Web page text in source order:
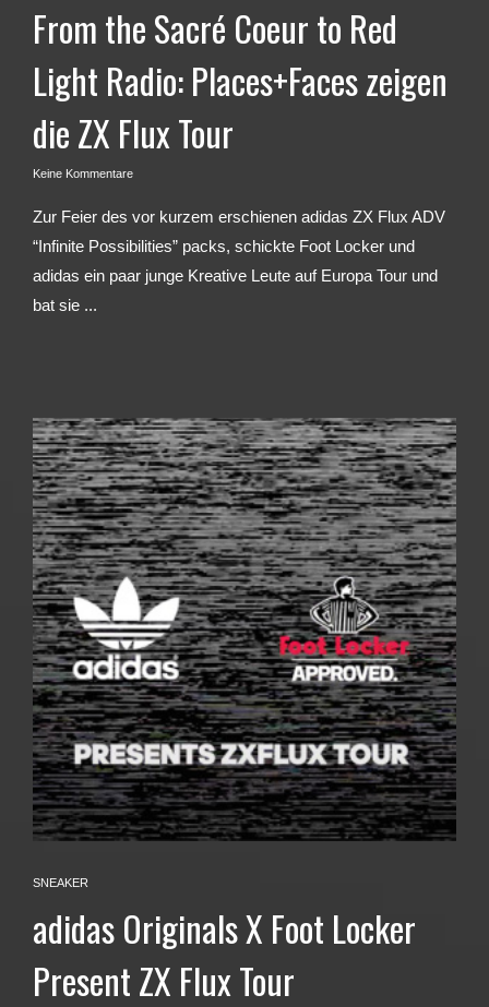
From the Sacré Coeur to Red
Light Radio: Places+Faces zeigen
die ZX Flux Tour
Keine Kommentare
Zur Feier des vor kurzem erschienen adidas ZX Flux ADV
“Infinite Possibilities” packs, schickte Foot Locker und
adidas ein paar junge Kreative Leute auf Europa Tour und
bat sie ...
SNEAKER
adidas Originals X Foot Locker
Present ZX Flux Tour